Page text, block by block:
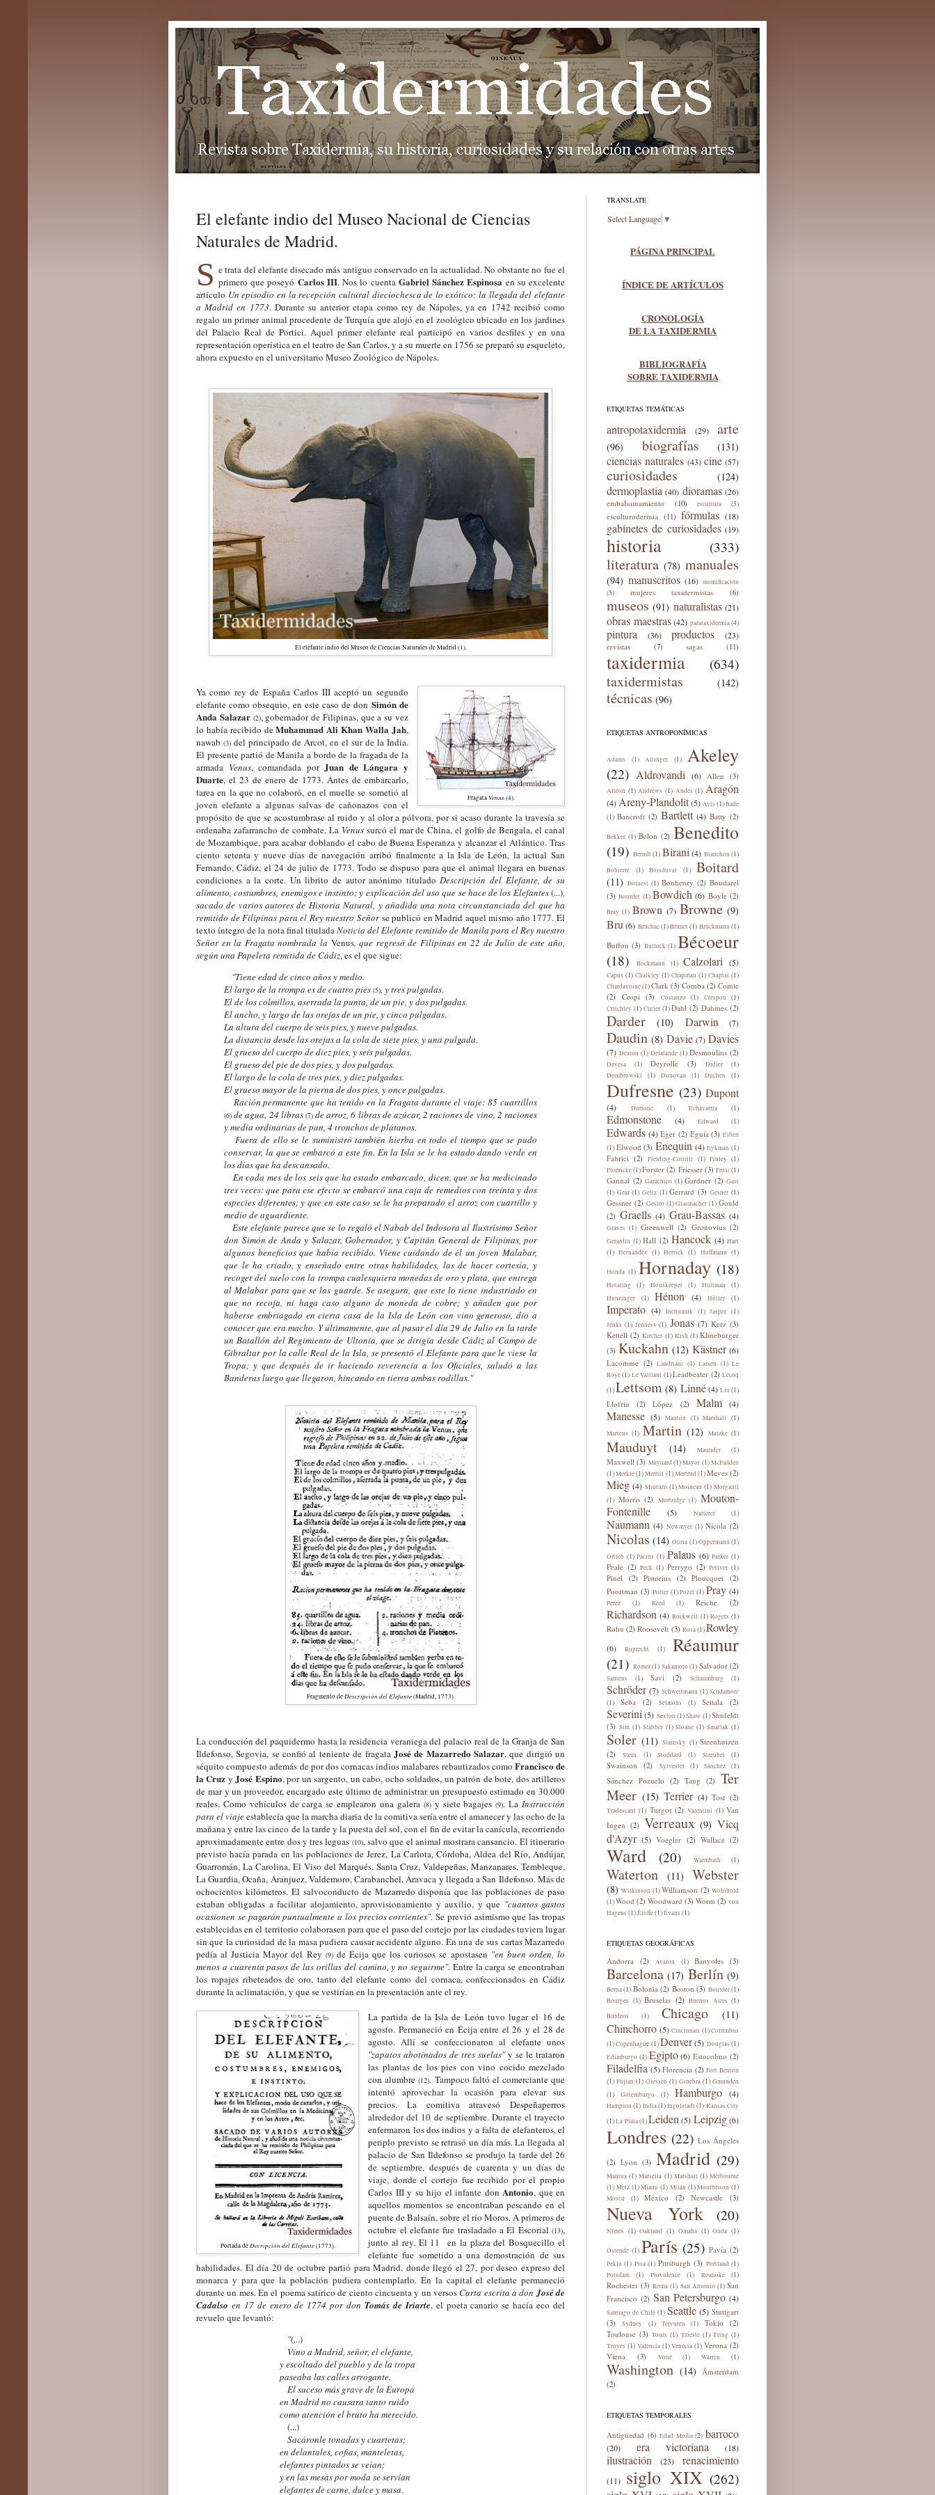
El elefante indio del Museo Nacional de Ciencias
Naturales de Madrid.
S e trata del elefante disecado más antiguo conservado en la actualidad. No obstante no fue el
primero que poseyó Carlos III. Nos lo cuenta Gabriel Sánchez Espinosa en su excelente
artículo Un episodio en la recepción cultural dieciochesca de lo exótico: la llegada del elefante
a Madrid en 1773. Durante su anterior etapa como rey de Nápoles, ya en 1742 recibió como
regalo un primer animal procedente de Turquía que alojó en el zoológico ubicado en los jardines
del Palacio Real de Portici. Aquel primer elefante real participó en varios desfiles y en una
representación operística en el teatro de San Carlos, y a su muerte en 1756 se preparó su esqueleto,
ahora expuesto en el universitario Museo Zoológico de Nápoles.
El elefante indio del Museo de Ciencias Naturales de Madrid (1).
Fragata Venus(4).
Ya como rey de España Carlos III aceptó un segundo
elefante como obsequio, en este caso de don Simón de
Anda Salazar (2), gobernador de Filipinas, que a su vez
lo había recibido deMuhammad Ali Khan Walla Jah,
nawab (3)del principado deArcot, en el sur de la India.
El presente partió de Manila a bordo de la fragada de la
armada Venus, comandada porJuan de Lángara y
Duarte, el 23 de enero de 1773. Antes de embarcarlo,
tarea en la que no colaboró, en el muelle se sometió al
joven elefante a algunas salvas de cañonazos con el
propósito de que se acostumbrase al ruido y al olor a pólvora, por si acaso durante la travesía se
ordenaba zafarrancho de combate. La Venussurcó el mar de China, el golfo de Bengala, el canal
de Mozambique, para acabar doblando el cabo de Buena Esperanza y alcanzar el Atlántico. Tras
ciento setenta y nueve días de navegación arribó finalmente a la Isla de León, la actual San
Fernando, Cádiz, el 24 de julio de 1773. Todo se dispuso para que el animal llegara en buenas
condiciones a la corte. Un librito de autor anónimo tituladoDescripción del Elefante, de su
alimento, costumbres, enemigos e instinto; y explicación del uso que se hace de los Elefantes(...),
sacado de varios autores de Historia Natural, y añadida una nota circunstanciada del que ha
remitido de Filipinas para el Rey nuestro Señorse publicó en Madrid aquel mismo año 1777. El
texto íntegro de la nota final tituladaNoticia del Elefante remitido de Manila para el Rey nuestro
Señor en la Fragata nombrada la Venus, que regresó de Filipinas en 22 de Julio de este año,
según una Papeleta remitida de Cádiz, es el que sigue:
"Tiene edad de cinco años y medio.
El largo de la trompa es de cuatro pies (5), y tres pulgadas.
El de los colmillos, aserrada la punta, de un pie, y dos pulgadas.
El ancho, y largo de las orejas de un pie, y cinco pulgadas.
La altura del cuerpo de seis pies, y nueve pulgadas.
La distancia desde las orejas a la cola de siete pies, y una pulgada.
El grueso del cuerpo de diez pies, y seis pulgadas.
El grueso del pie de dos pies, y dos pulgadas.
El largo de la cola de tres pies, y diez pulgadas.
El grueso mayor de la pierna de dos pies, y once pulgadas.
Ración permanente que ha tenido en la Fragata durante el viaje: 85 cuartillos
(6) de agua, 24 libras (7)de arroz, 6 libras de azúcar, 2 raciones de vino, 2 raciones
y media ordinarias de pan, 4 tronchos de plátanos.
Fuera de ello se le suministró también hierba en todo el tiempo que se pudo
conservar, la que se embarcó a este fin. En la Isla se le ha estado dando verde en
los días que ha descansado.
En cada mes de los seis que ha estado embarcado, dicen, que se ha medicinado
tres veces: que para ese efecto se embarcó una caja de remedios con treinta y dos
especies diferentes; y que en este caso se le ha preparado el arroz con cuartillo y
medio de aguardiente.
Este elefante parece que se lo regaló el Nabab del Indosora al Ilustrísimo Señor
don Simón de Anda y Salazar, Gobernador, y Capitán General de Filipinas, por
algunos beneficios que había recibido. Viene cuidando de él un joven Malabar,
que le ha criado, y enseñado entre otras habilidades, las de hacer cortesía, y
recoger del suelo con la trompa cualesquiera monedas de oro y plata, que entrega
al Malabar para que se las guarde. Se asegura, que este lo tiene industriado en
que no recoja, ni haga caso alguno de moneda de cobre; y añaden que por
haberse embriagado en cierta casa de la Isla de León con vino generoso, dio a
conocer que era macho. Y últimamente, que al pasar el día 29 de Julio en la tarde
un Batallón del Regimiento de Ultonia, que se dirigía desde Cádiz al Campo de
Gibraltar por la calle Real de la Isla, se presentó el Elefante para que le viese la
Tropa; y que después de ir haciendo reverencia a los Oficiales, saludó a las
Banderas luego que llegaron, hincando en tierra ambas rodillas."
Fragmento deDescripción del Elefante(Madrid, 1773).
La conducción del paquidermo hasta la residencia veraniega del palacio real de la Granja de San
Ildefonso, Segovia, se confió al teniente de fragata José de Mazarredo Salazar, que dirigió un
séquito compuesto además de por dos cornacas indios malabares rebautizados como Francisco de
la Cruz yJosé Espino, por un sargento, un cabo, ocho soldados, un patrón de bote, dos artilleros
de mar y un proveedor, encargado este último de administrar un presupuesto estimado en 30.000
reales. Como vehículos de carga se emplearon una galera (8)y siete bagajes(9). LaInstrucción
para el viajeestablecía que la marcha diaria de la comitiva sería entre el amanecer y las ocho de la
mañana y entre las cinco de la tarde y la puesta del sol, con el fin de evitar lacanícula, recorriendo
aproximadamente entre dos y tres leguas (10), salvo que el animal mostrara cansancio. El itinerario
previsto hacía parada en las poblaciones de Jerez, La Carlota, Córdoba, Aldea del Río, Andújar,
Guarromán, La Carolina, El Viso del Marqués, Santa Cruz, Valdepeñas, Manzanares, Tembleque,
La Guardia, Ocaña, Aranjuez, Valdemoro, Carabanchel, Aravaca y llegada a San Ildefonso. Más de
ochocientos kilómetros. El salvoconducto de Mazarredo disponía que las poblaciones de paso
estaban obligadas a facilitar alojamiento, aprovisionamiento y auxilio, y que "cuantos gastos
ocasionen se pagarán puntualmente a los precios corrientes". Se previó asimismo que las tropas
establecidas en el territorio colaborasen para que el paso del cortejo por las ciudades tuviera lugar
sin que la curiosidad de la masa pudiera causar accidente alguno. En una de sus cartas Mazarredo
pedía al Justicia Mayor del Rey (9)de Écija que los curiosos se apostasen "en buen orden, lo
menos a cuarenta pasos de las orillas del camino, y no seguirme". Entre la carga se encontraban
los ropajes ribeteados de oro, tanto del elefante como del cornaca, confeccionados en Cádiz
durante la aclimatación, y que se vestirían en la presentación ante el rey.
Portada deDecripción del Elefante(1773).
La partida de la Isla de León tuvo lugar el 16 de
agosto. Permaneció en Écija entre el 26 y el 28 de
agosto. Allí se confeccionaron al elefante unos
"zapatos abotinados de tres suelas"y se le trataron
las plantas de los pies con vino cocido mezclado
con alumbre(12). Tampoco faltó el comerciante que
intentó aprovechar la ocasión para elevarsus
precios. La comitiva atravesó Despeñaperros
alrededor del 10 de septiembre. Durante el trayecto
enfermaron los dos indios y a falta de elefanteros, el
periplo previsto se retrasó un día más. La llegada al
palacio de San Ildefonso se produjo la tarde del 26
de septiembre, después de cuarenta y un días de
viaje, donde el cortejo fue recibido por el propio
Carlos III y su hijo el infante donAntonio, que en
aquellos momentos se encontraban pescando en el
puente de Balsaín, sobre el río Moros. A primeros de
octubre el elefante fue trasladado a El Escorial (13),
junto al rey. El 11 en la plaza del Bosquecillo el
elefante fue sometido a una demostración de sus
habilidades. El día 20 de octubre partió para Madrid, donde llegó el 27, por deseo expreso del
monarca y para que la población pudiera contemplarlo. En la capital el elefante permaneció
durante un mes. En el poema satírico de ciento cincuenta y un versosCarta escrita a donJosé de
Cadalso en 17 de enero de 1774 por don Tomás de Iriarte, el poeta canario se hacía eco del
revuelo que levantó:
"(...)
Vino a Madrid, señor, el elefante,
y escoltado del pueblo y de la tropa
paseaba las calles arrogante.
El suceso más grave de la Europa
en Madrid no causara tanto ruido
como atención el bruto ha merecido.
(...)
Sacáronle tonadas y cuartetas;
en delantales, cofias, manteletas,
elefantes pintados se veían;
y en las mesas por moda se servían
elefantes de carne, dulce y masa.
TRANSLATE
Select Language ▼
PÁGINA PRINCIPAL
ÍNDICE DE ARTÍCULOS
CRONOLOGÍA
DE LA TAXIDERMIA
BIBLIOGRAFÍA
SOBRE TAXIDERMIA
ETIQUETAS TEMÁTICAS
antropotaxidermia (29) arte
(96) biografías (131)
ciencias naturales (43) cine (57)
curiosidades (124)
dermoplastia (40) dioramas (26)
embalsamamiento (10) escultura (5)
esculturodermia (11) fórmulas (18)
gabinetes de curiosidades (19)
historia (333)
literatura (78) manuales
(94) manuscritos (16) momificación
(5) mujeres taxidermistas (6)
museos (91) naturalistas (21)
obras maestras (42) parataxidermia (4)
pintura (36) productos (23)
revistas (7) sagas (11)
taxidermia (634)
taxidermistas (142)
técnicas (96)
ETIQUETAS ANTROPONÍMICAS
Adams (1) Aitinger (1) Akeley
(22) Aldrovandi (6) Allen (3)
Alléon (1) Andrews (1) Andés (1) Aragón
(4)Areny-Plandolit(5) Avis (1)Bade
(1) Bancroft (2) Bartlett (4) Batty (2)
Bekker (1) Belon (2) Benedito
(19) Berndt (1) Birani (4) Blanchon (1)
Bobierre (1) Boisduval (1) Boitard
(11) Bolnest (1) Bonhenry (2) Boudarel
(3) Bourdet (1) Bowdich (6) Boyle (2)
Bray (1) Brown (7) Browne (9)
Bru (6) Bruchac (1)Brunet (1) Brückmann (1)
Buffon (3) Bullock (1) Bécoeur
(18) Böckmann (1) Calzolari (5)
Capus (1) Chalkley (1) Chapman (1) Chaptal (1)
Chardavoine(1)Clark (3) Comba (2) Comte
(2) Cospi (3) Costanzo (1) Crespon (1)
Critchley (1) Cutler (1) Dahl (2) Dahmes (2)
Darder (10) Darwin (7)
Daudin (8) Davie (7) Davies
(7) Deaton (1) Delalande (1) Desmoulins (2)
Devesa (1) Deyrolle (3) Didier (1)
Dombrowski (1) Donovan (1) Duchen (1)
Dufresne (23) Dupont
(4) Durione (1) Echavarría (1)
Edmonstone (4) Edward (1)
Edwards (4) Eger (2) Eguía (3) Eiben
(1) Elwood (3) Enequin (4) Eykman (1)
Fabrici (2) Fielding-Cottrill (1) Finley (1)
Floericke(1)Forster (2) Friesser (3) Frost (1)
Gannal (2) Garachico (1) Gardner (2) Gast
(1) Gear (1) Geltz (1) Gerrard (3) Gesner (1)
Gessner (2) Gestro (1) Glasmacher (1) Gould
(2) Graells (4) Grau-Bassas (4)
Graves (1) Greenwell (2) Gronovius (2)
Gérardin (1) Hall (2) Hancock (4) Hart
(1) Hernández (1) Herrick (1) Hoffmann (1)
Honda (1) Hornaday (18)
Hotaling (1) Houskeeper (1) Hultman (1)
Hunzinger (1) Hénon (4) Höller (1)
Imperato (4) Inchumuk (1) Jasper (1)
Jenks (1) Jenness (1) Jonas (7) Kerz (3)
Kettell (2) Kircher (1) Kish (1) Klineburger
(3) Kuckahn (12) Kästner (6)
Lacomme (2) Landriani (1) Larsen (1) Le
Roye (1) Le Vaillant (1)Leadbeater (2) Lecoq
(1)Lettsom (8) Linné (4) Liu (1)
Llofriu (2) López (2) Malm (4)
Manesse (5) Manton (1) Marshall (1)
Martens (1) Martin (12) Matzke (1)
Mauduyt (14) Maunder (1)
Maxwell (3) Maynard (1)Mayor (1)McFadden
(1)Merkle(1)Merrill (1) Mertrud (1)Meves (2)
Mieg (4) Minturn (1) Moineau (1) Morganti
(1) Morris (2) Mortridge (1) Mouton-
Fontenille
(5) Natterer (1)
Naumann (4) Newmyer (1) Nicola (2)
Nicolas (14) Olina (1)Oppermann (1)
Ortleb (1) Pacius (1) Palaus (6) Parker (1)
Peale (2) Peck (1) Perrygo (2) Petiver (1)
Pinel (2) Pistorius (2) Ploucquet (2)
Poortman (3) Potter (1) Pozzi (1) Pray (4)
Pérez (1) Reed (1) Reiche (2)
Richardson (4) Rockwell (1) Rogers (1)
Rohu (2) Roosevelt (3) Rosa(1)Rowley
(6) Ruprecht (1) Réaumur
(21) Römer (1) Sakamoto (1) Salvador (2)
Santens (1) Savi (2) Schaumburg (1)
Schröder (7) Schwettmann (1) Scudamore
(1) Seba (2) Selmons (1) Settala (2)
Severini (5) Sexton (1)Shaw (1)Shufeldt
(3) Sim (1) Slabber (1) Sloane (1) Smatlak (1)
Soler (11) Stainsky (1) Steenhuizen
(2) Stein (1) Stoddard (1) Streubel (1)
Swainson (2) Sylvester (1) Sánchez (1)
Sánchez Pozuelo (2) Tang (2)
Ter
Meer (15) Terrier (4) Tost (2)
Tradescant (1) Turgot (2) Valentini (1) Van
Ingen (2) Verreaux (9) Vicq
d'Azyr (5) Voegler (2) Wallace (2)
Ward (20) Warmbath (1)
Waterton (11) Webster
(8) Wilkinson (1)Williamson (2) Wohlbold
(1)Wood (2) Woodward (3) Worm (2) von
Hagens (1)Éloffe(1)Évans (1)
ETIQUETAS GEOGRÁFICAS
Andorra (2) Avalon (1) Banyoles (3)
Barcelona (17) Berlín (9)
Berna (1) Bolonia (2) Boston (3) Boulder (1)
Bourges (1) Bruselas (2) Buenos Aires (1)
Burdeos (1) Chicago (11)
Chinchorro (5) Cincinnati (1) Columbus
(1)Copenhague (1)Denver (5) Douglas (1)
Edimburgo (1) Egipto (6) Estocolmo (2)
Filadelfia (5) Florencia (2) Fort Benton
(1) Fujian (1) Giessen (1) Ginebra (1) Gmunden
(1) Gotemburgo (1) Hamburgo (4)
Hampton (1) India (1)Ingolstadt (1) Kansas City
(1)La Plata (1)Leiden (5) Leipzig (6)
Londres (22) Los Ángeles
(2) Lyon (3) Madrid (29)
Mantua (1) Marsella (1) Marshall (1) Melbourne
(1) Metz (1) Miami (1) Milán (1) Montbrison (1)
Moscú (1) México (2) Newcastle (3)
Nueva York (20)
Nîmes (1) Oakland (1) Omaha (1) Onda (1)
Ostende (1) París (25) Pavía (2)
Pekín (1) Pisa (1) Pittsburgh (3) Portland (1)
Potsdam (1) Providence (1) Roanoke (1)
Rochester (3) Roma (1) San Antonio (1) San
Francisco (2) San Petersburgo (4)
Santiago de Chile (1) Seattle (5) Stuttgart
(3) Sydney (1) Tervuren (1) Tokio (2)
Toulouse (3) Tours (1) Trieste (1) Tring (1)
Troyes (1) Valencia (1) Venecia (1) Verona (2)
Viena (3) Voué (1) Warren (1)
Washington (14) Ámsterdam
(2)
ETIQUETAS TEMPORALES
Antigüedad (6) Edad Media (2) barroco
(20) era victoriana (18)
ilustración (23) renacimiento
(11) siglo XIX (262)